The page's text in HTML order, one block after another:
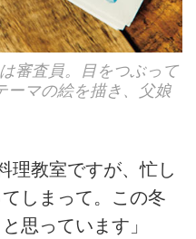
審査員。目をつぶって
ーマの絵を描き、父娘
理教室ですが、忙し
しまって。この冬
思っています」